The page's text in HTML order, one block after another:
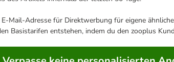
Mail-Adresse für Direktwerbung für eigene
Basistarifen entstehen, indem du den zooplus